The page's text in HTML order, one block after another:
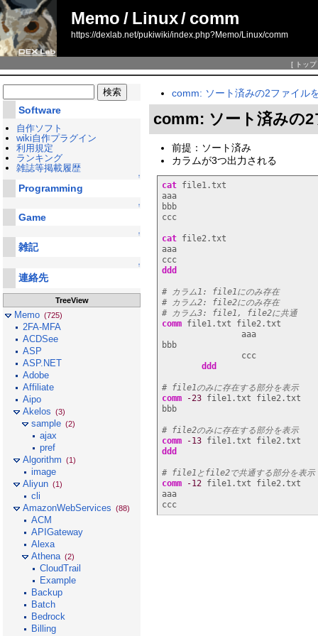
Memo / Linux/ comm
https://dexlab.net/pukiwiki/index.php?Memo/Linux/comm
[ トップ
comm: ソート済みの2ファイル
comm: ソート済みの
前提：ソート済み
カラムが3つ出力される
cat file1.txt
aaa
bbb
ccc
cat file2.txt
aaa
ddd
# カラム1: file1にのみ存在
# カラム2: file2にのみ存在
# カラム3: file1, file2に共通
comm file1.txt file2.txt
bbb
ddd
# file1のみに存在する部分を表示
comm
-23 file1.txt file2.txt
bbb
# file2のみに存在する部分を表示
comm
-13
ddd
# file1とfile2で共通する部分を表示
comm
-12 file1.txt file2.txt
aaa
ccc
Software
自作ソフト
wiki自作プラグイン
利用規定
ランキング
雑誌等掲載履歴
↑
Programming
↑
Game
↑
雑記
↑
連絡先
TreeView
Memo (725)
2FA-MFA
ACDSee
ASP
ASP.NET
Adobe
Affiliate
Aipo
Akelos (3)
sample (2)
ajax
pref
Algorithm (1)
image
Aliyun (1)
cli
AmazonWebServices (88)
ACM
APIGateway
Alexa
Athena (2)
CloudTrail
Example
Backup
Batch
Bedrock
Billing